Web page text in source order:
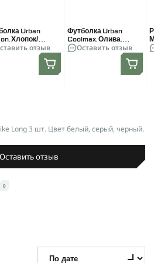
Urban
Хлопок/
Черная.
отзыв
Футболка Urban
Coolmax. Олива.
Размер L
Оставить отзыв
Long 3 шт. Цвет белый, серый, черный.
Оставить отзыв
0